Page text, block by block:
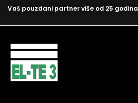
Vaš pouzdani partner više od 25 godina